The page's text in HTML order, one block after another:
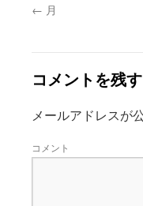
← 月
コメントを残す
メールアドレスが
コメント